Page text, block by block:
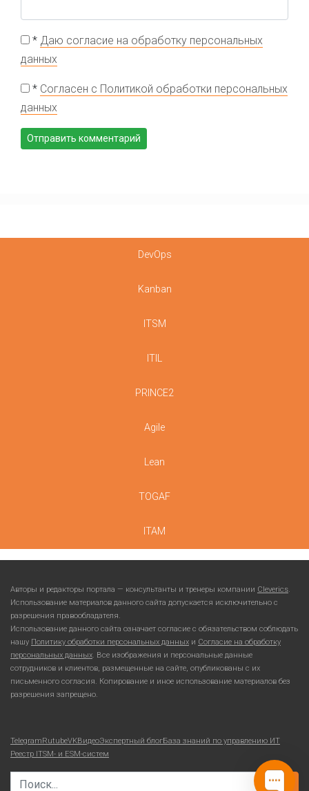
* Даю согласие на обработку персональных
данных
* Согласен с Политикой обработки персональных
данных
DevOps
Kanban
ITSM
ITIL
PRINCE2
Agile
Lean
TOGAF
ITAM
Авторы и редакторы портала — консультанты и тренеры компании Cleverics.
Использование материалов данного сайта допускается исключительно с
разрешения правообладателя.
Использование данного сайта означает согласие с обязательством соблюдать
нашу Политику обработки персональных данных и Согласие на обработку
персональных данных. Все изображения и персональные данные
сотрудников и клиентов, размещенные на сайте, опубликованы с их
письменного согласия. Копирование и иное использование материалов без
разрешения запрещено.
TelegramRutubeVKВидеоЭкспертный блогБаза знаний по управлению ИТ
Реестр ITSM- и ESM-систем
Search for